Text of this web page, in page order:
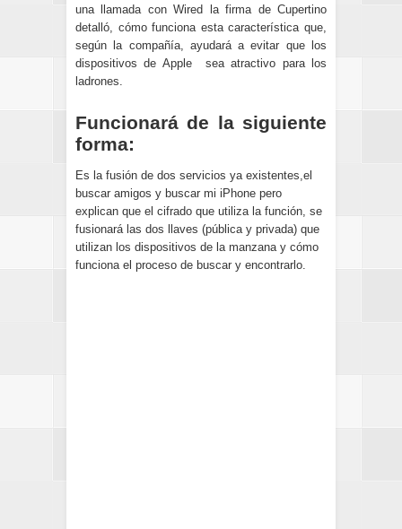
una llamada con Wired la firma de Cupertino
detalló, cómo funciona esta característica que,
según la compañía, ayudará a evitar que los
dispositivos de Apple sea atractivo para los
ladrones.
Funcionará de la siguiente
forma:
Es la fusión de dos servicios ya existentes,el
buscar amigos y buscar mi iPhone pero
explican que el cifrado que utiliza la función, se
fusionará las dos llaves (pública y privada) que
utilizan los dispositivos de la manzana y cómo
funciona el proceso de buscar y encontrarlo.